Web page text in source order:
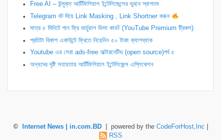
Free AI – উন্মুক্ত আর্টিফিশিয়াল ইন্টেলিজেন্সের ভুবনে স্বাগতম
Telegram বট দিয়ে Link Masking , Link Shortner করুন
​মাত্র ৫ মিনিটে পান ফ্রি ভার্চুয়াল ভিসা কার্ড! (YouTube Premium ট্রিকস)
প্রতিটা বিকাশ একাউন্টে ফ্রিতে নিয়েনিন ৫০ টাকা ক্যাশব্যাক
Youtube এর সেরা ads-free অল্টারনেটিভ (open source)পর্ব ৫
অন্ধদের দৃষ্টি সহায়তায় আর্টিফিশিয়াল ইন্টেলিজেন্স এপ্লিকেশন
© Internet News | in.com.BD| powered by the CodeForHost,Inc
RSS